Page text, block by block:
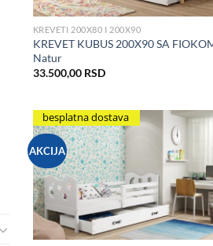
KREVETI 200X80 I 200X90
KREVET KUBUS 200X90 SA
Natur
33.500,00 RSD
AKCIJA
besplatna dostava
Add to Wishlist